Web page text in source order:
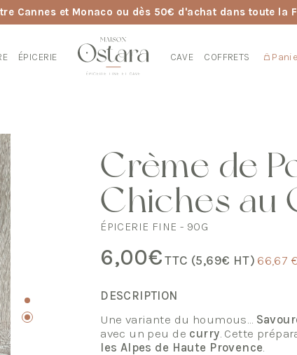
Cannes et Monaco ou dès 50€ d'achat dans toute la
ÉPICERIE CAVE COFFRETS
Crème de
Chiches au
ÉPICERIE FINE - 90G
6,00€TTC (5,69€ HT) 66,67
DESCRIPTION
Une variante du houmous…
avec un peu de curry. Cette
les Alpes de Haute Provence.